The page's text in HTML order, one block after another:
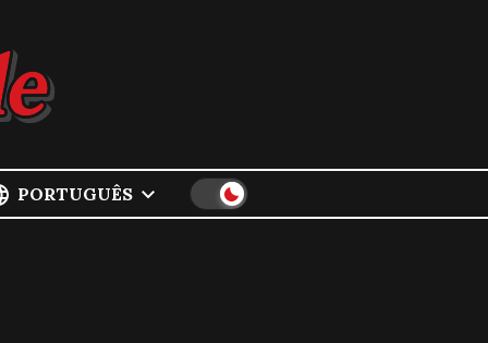
PORTUGUÊS